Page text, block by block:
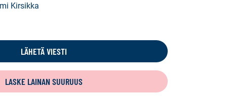
Kirsikka
LÄHETÄ VIESTI
LASKE LAINAN SUURUUS